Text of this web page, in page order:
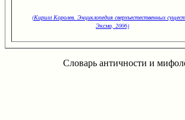
(Кирилл Королев. Энциклопедия сверхъестественных
Эксмо, 2006)
Словарь античности и